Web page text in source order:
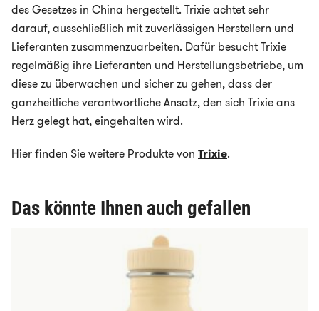
des Gesetzes in China hergestellt. Trixie achtet sehr
darauf, ausschließlich mit zuverlässigen Herstellern und
Lieferanten zusammenzuarbeiten. Dafür besucht Trixie
regelmäßig ihre Lieferanten und Herstellungsbetriebe, um
diese zu überwachen und sicher zu gehen, dass der
ganzheitliche verantwortliche Ansatz, den sich Trixie ans
Herz gelegt hat, eingehalten wird.
Hier finden Sie weitere Produkte von Trixie.
Das könnte Ihnen auch gefallen